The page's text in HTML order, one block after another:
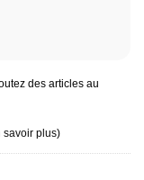
des articles au
savoir plus)